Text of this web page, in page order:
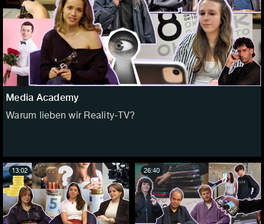
Media Academy
Warum lieben wir Reality-TV?
13:02 26:40